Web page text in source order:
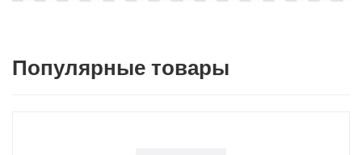
Популярные товары